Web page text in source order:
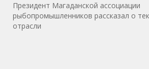
Президент Магаданской ассоциации
рыбопромышленников рассказал о
отрасли